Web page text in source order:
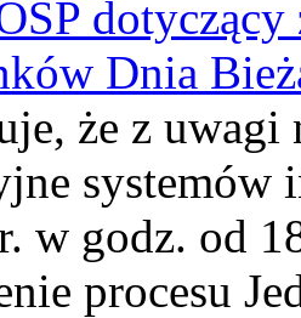
dotyczący
Dnia
że z uwagi
w godz. od
procesu